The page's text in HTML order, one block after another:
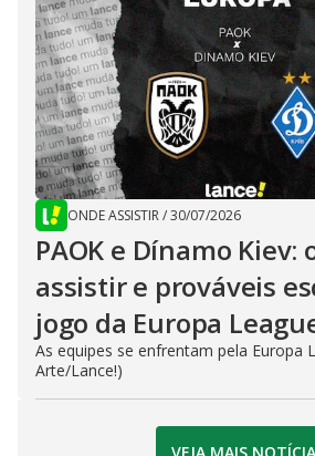
ONDE ASSISTIR/30/07/2026
PAOK e Dínamo Kiev:
assistir e prováveis
jogo da Europa
As equipes se enfrentam pela Europa
Arte/Lance!)